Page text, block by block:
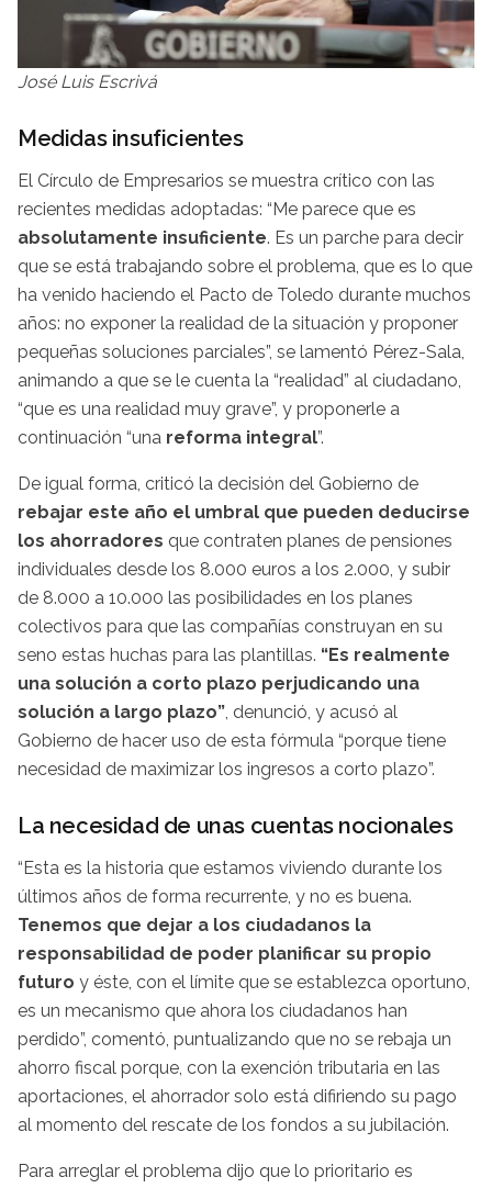
José Luis Escrivá
Medidas insuficientes
El Círculo de Empresarios se muestra crítico con las
recientes medidas adoptadas: “Me parece que es
absolutamente insuficiente. Es un parche para decir
que se está trabajando sobre el problema, que es lo que
ha venido haciendo el Pacto de Toledo durante muchos
años: no exponer la realidad de la situación y proponer
pequeñas soluciones parciales”, se lamentó Pérez-Sala,
animando a que se le cuenta la “realidad” al ciudadano,
“que es una realidad muy grave”, y proponerle a
continuación “una reforma integral”.
De igual forma, criticó la decisión del Gobierno de
rebajar este año el umbral que pueden deducirse
los ahorradores que contraten planes de pensiones
individuales desde los 8.000 euros a los 2.000, y subir
de 8.000 a 10.000 las posibilidades en los planes
colectivos para que las compañías construyan en su
seno estas huchas para las plantillas. “Es realmente
una solución a corto plazo perjudicando una
solución a largo plazo”, denunció, y acusó al
Gobierno de hacer uso de esta fórmula “porque tiene
necesidad de maximizar los ingresos a corto plazo”.
La necesidad de unas cuentas nocionales
“Esta es la historia que estamos viviendo durante los
últimos años de forma recurrente, y no es buena.
Tenemos que dejar a los ciudadanos la
responsabilidad de poder planificar su propio
futuro y éste, con el límite que se establezca oportuno,
es un mecanismo que ahora los ciudadanos han
perdido”, comentó, puntualizando que no se rebaja un
ahorro fiscal porque, con la exención tributaria en las
aportaciones, el ahorrador solo está difiriendo su pago
al momento del rescate de los fondos a su jubilación.
Para arreglar el problema dijo que lo prioritario es